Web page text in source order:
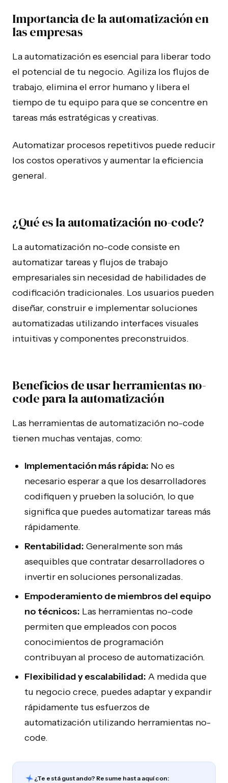
Importancia de la automatización en
las empresas
La automatización es esencial para liberar todo
el potencial de tu negocio. Agiliza los flujos de
trabajo, elimina el error humano y libera el
tiempo de tu equipo para que se concentre en
tareas más estratégicas y creativas.
Automatizar procesos repetitivos puede reducir
los costos operativos y aumentar la eficiencia
general.
¿Qué es la automatización no-code?
La automatización no-code consiste en
automatizar tareas y flujos de trabajo
empresariales sin necesidad de habilidades de
codificación tradicionales. Los usuarios pueden
diseñar, construir e implementar soluciones
automatizadas utilizando interfaces visuales
intuitivas y componentes preconstruidos.
Beneficios de usar herramientas no-
code para la automatización
Las herramientas de automatización no-code
tienen muchas ventajas, como:
Implementación más rápida: No es
necesario esperar a que los desarrolladores
codifiquen y prueben la solución, lo que
significa que puedes automatizar tareas más
rápidamente.
Rentabilidad: Generalmente son más
asequibles que contratar desarrolladores o
invertir en soluciones personalizadas.
Empoderamiento de miembros del equipo
no técnicos: Las herramientas no-code
permiten que empleados con pocos
conocimientos de programación
contribuyan al proceso de automatización.
Flexibilidad y escalabilidad: A medida que
tu negocio crece, puedes adaptar y expandir
rápidamente tus esfuerzos de
automatización utilizando herramientas no-
code.
¿Te está gustando? Resume hasta aquí con: